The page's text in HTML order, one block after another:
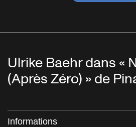
Ulrike Baehr dans «
(Après Zéro) » de
Informations